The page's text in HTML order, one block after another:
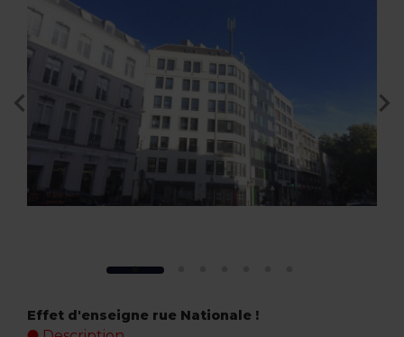
Effet d'enseigne rue Nationale !